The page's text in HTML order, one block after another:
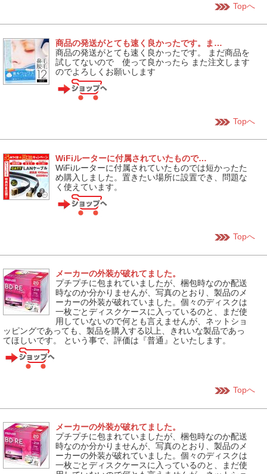
Topへ
商品の発送がとても速く良かったです。ま…
商品の発送がとても速く良かったです。 まだ商品を
試してないので 使って良かったら また注文します
のでよろしくお願いします
Topへ
WiFiルーターに付属されていたもので…
WiFiルーターに付属されていたものでは短かったた
め購入しました。置きたい場所に設置でき、問題な
く使えています。
Topへ
メーカーの外装が破れてました。
プチプチに包まれていましたが、梱包時なのか配送
時なのか分かりませんが、写真のとおり、製品のメ
ーカーの外装が破れていました。個々のディスクは
一枚ごとディスクケースに入っているのと、まだ使
用していないので何とも言えませんが、ネットショ
ッピングであっても、製品を購入する以上、きれいな製品であっ
てほしいです。 という事で、評価は『普通』といたします。
Topへ
メーカーの外装が破れてました。
プチプチに包まれていましたが、梱包時なのか配送
時なのか分かりませんが、写真のとおり、製品のメ
ーカーの外装が破れていました。個々のディスクは
一枚ごとディスクケースに入っているのと、まだ使